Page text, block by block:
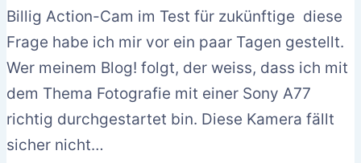
Billig Action-Cam im Test für zukünftige diese
Frage habe ich mir vor ein paar Tagen gestellt.
Wer meinem Blog! folgt, der weiss, dass ich mit
dem Thema Fotografie mit einer Sony A77
richtig durchgestartet bin. Diese Kamera fällt
sicher nicht…